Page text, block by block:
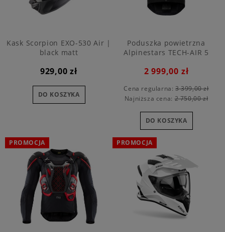
Kask Scorpion EXO-530 Air |
black matt
929,00 zł
DO KOSZYKA
Poduszka powietrzna
Alpinestars TECH-AIR 5
2 999,00 zł
Cena regularna: 3 399,00 zł
Najniższa cena:2 750,00 zł
DO KOSZYKA
PROMOCJA PROMOCJA